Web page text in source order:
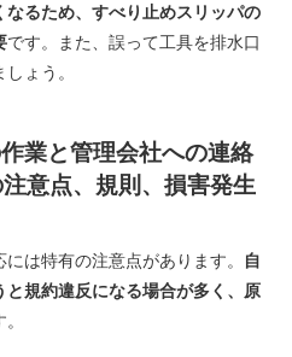
なるため、すべり止めスリッパの
です。また、誤って工具を排水口
ょう。
業と管理会社への連絡
意点、規則、損害発生
は特有の注意点があります。
自
規約違反になる場合が多く、原